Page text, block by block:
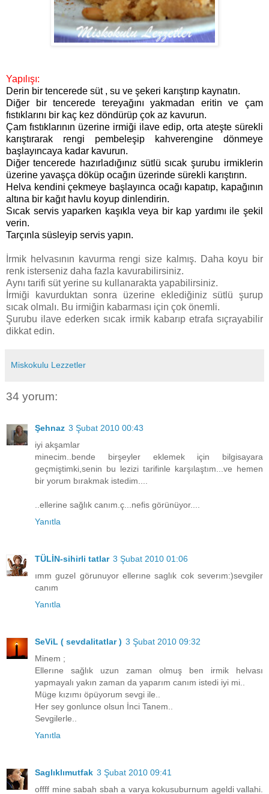
Yapılışı:
Derin bir tencerede süt , su ve şekeri karıştırıp kaynatın.
Diğer bir tencerede tereyağını yakmadan eritin ve çam
fıstıklarını bir kaç kez döndürüp çok az kavurun.
Çam fıstıklarının üzerine irmiği ilave edip, orta ateşte sürekli
karıştırarak rengi pembeleşip kahverengine dönmeye
başlayıncaya kadar kavurun.
Diğer tencerede hazırladığınız sütlü sıcak şurubu irmiklerin
üzerine yavaşça döküp ocağın üzerinde sürekli karıştırın.
Helva kendini çekmeye başlayınca ocağı kapatıp, kapağının
altına bir kağıt havlu koyup dinlendirin.
Sıcak servis yaparken kaşıkla veya bir kap yardımı ile şekil
verin.
Tarçınla süsleyip servis yapın.
İrmik helvasının kavurma rengi size kalmış. Daha koyu bir
renk isterseniz daha fazla kavurabilirsiniz.
Aynı tarifi süt yerine su kullanarakta yapabilirsiniz.
İrmiği kavurduktan sonra üzerine eklediğiniz sütlü şurup
sıcak olmalı. Bu irmiğin kabarması için çok önemli.
Şurubu ilave ederken sıcak irmik kabarıp etrafa sıçrayabilir
dikkat edin.
Miskokulu Lezzetler
34 yorum:
Şehnaz 3 Şubat 2010 00:43
iyi akşamlar
minecim..bende birşeyler eklemek için bilgisayara
geçmiştimki,senin bu lezizi tarifinle karşılaştım...ve hemen
bir yorum bırakmak istedim....
..ellerine sağlık canım.ç...nefis görünüyor....
Yanıtla
TÜLİN-sihirli tatlar 3 Şubat 2010 01:06
ımm guzel görunuyor ellerıne saglık cok severım:)sevgiler
canım
Yanıtla
SeViL ( sevdalitatlar ) 3 Şubat 2010 09:32
Minem ;
Ellerıne sağlık uzun zaman olmuş ben irmik helvası
yapmayalı yakın zaman da yaparım canım istedi iyi mi..
Müge kızımı öpüyorum sevgi ile..
Her sey gonlunce olsun İnci Tanem..
Sevgilerle..
Yanıtla
Saglıklımutfak 3 Şubat 2010 09:41
offff mine sabah sbah a varya kokusuburnum ageldi vallahi.